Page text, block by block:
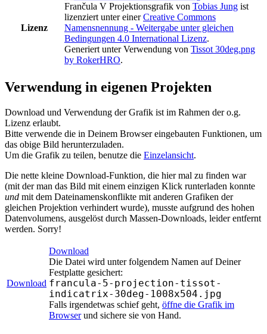
Lizenz
Frančula V Projektionsgrafik von Tobias Jung ist
lizenziert unter einerCreative Commons
Namensnennung - Weitergabe unter gleichen
Bedingungen 4.0 International Lizenz.
Generiert unter Verwendung von Tissot 30deg.png
by RokerHRO.
Verwendung in eigenen Projekten
Download und Verwendung der Grafik ist im Rahmen der o.g.
Lizenz erlaubt.
Bitte verwende die in Deinem Browser eingebauten Funktionen, um
das obige Bild herunterzuladen.
Um die Grafik zu teilen, benutze die Einzelansicht.
Die nette kleine Download-Funktion, die hier mal zu finden war
(mit der man das Bild mit einem einzigen Klick runterladen konnte
und mit dem Dateinamenskonflikte mit anderen Grafiken der
gleichen Projektion verhindert wurde), musste aufgrund des hohen
Datenvolumens, ausgelöst durch Massen-Downloads, leider entfernt
werden. Sorry!
Download
Download
Die Datei wird unter folgendem Namen auf Deiner
Festplatte gesichert:
francula-5-projection-tissot-
indicatrix-30deg-1008x504.jpg
Falls irgendetwas schief geht, öffne die Grafik im
Browserund sichere sie von Hand.